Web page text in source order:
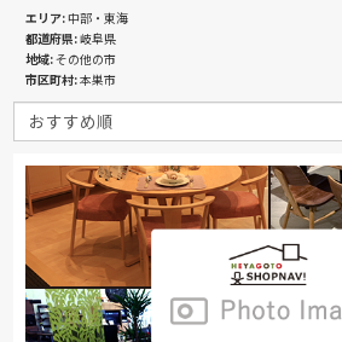
エリア 中部・東海
都道府県 岐阜県
地域 その他の市
市区町村 本巣市